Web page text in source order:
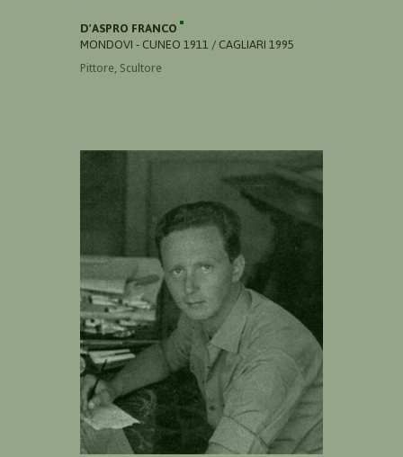
D'ASPRO FRANCO
MONDOVI - CUNEO 1911 / CAGLIARI 1995
Pittore, Scultore